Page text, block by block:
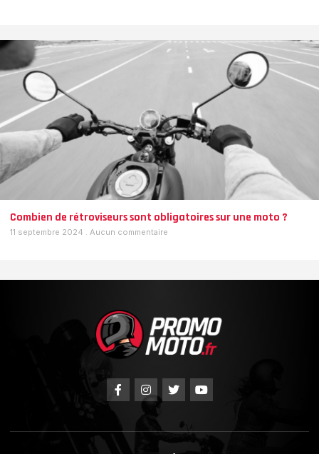
Combien de rétroviseurs sont obligatoires sur une moto ?
11 septembre 2024 Aucun commentaire